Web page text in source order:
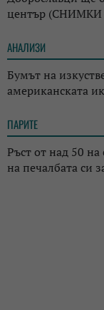
център
АНАЛИЗИ
Бумът на
американската
ПАРИТЕ
Ръст от над 50
на печалбата си